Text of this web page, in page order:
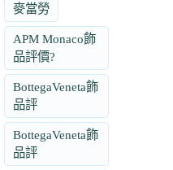
麥當勞
APM Monaco飾
品評價?
BottegaVeneta飾
品評
BottegaVeneta飾
品評